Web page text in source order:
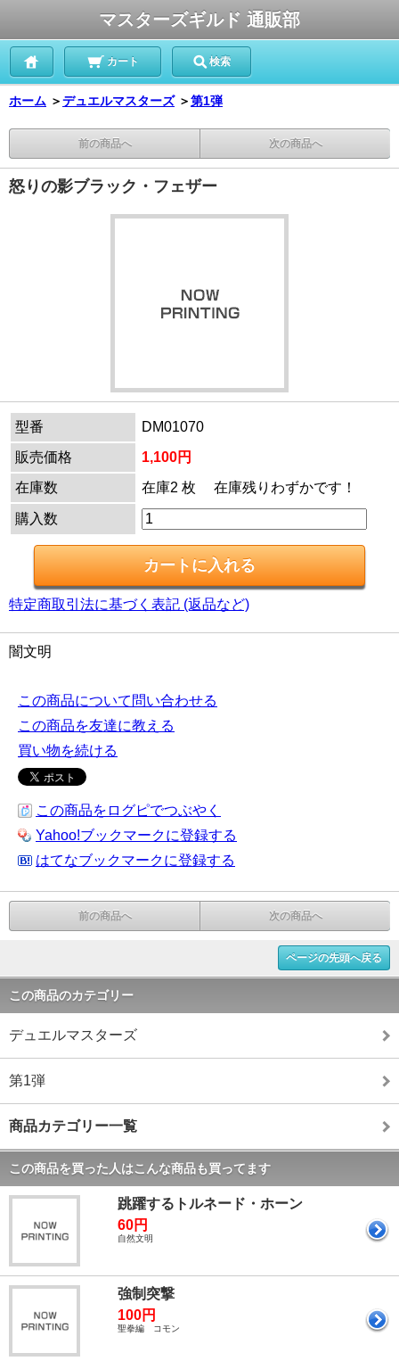
マスターズギルド 通販部
カート 検索
ホーム ＞デュエルマスターズ ＞第1弾
前の商品へ 次の商品へ
怒りの影ブラック・フェザー
型番
DM01070
販売価格
1,100円
在庫数
在庫2 枚 在庫残りわずかです！
購入数
特定商取引法に基づく表記 (返品など)
闇文明
この商品について問い合わせる
この商品を友達に教える
買い物を続ける
この商品をログピでつぶやく
Yahoo!ブックマークに登録する
はてなブックマークに登録する
前の商品へ 次の商品へ
ページの先頭へ戻る
この商品のカテゴリー
デュエルマスターズ
第1弾
商品カテゴリー一覧
この商品を買った人はこんな商品も買ってます
跳躍するトルネード・ホーン
60円
自然文明
強制突撃
100円
聖拳編 コモン